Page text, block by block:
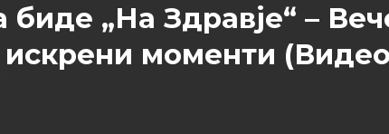
биде „На Здравје“ –
моменти